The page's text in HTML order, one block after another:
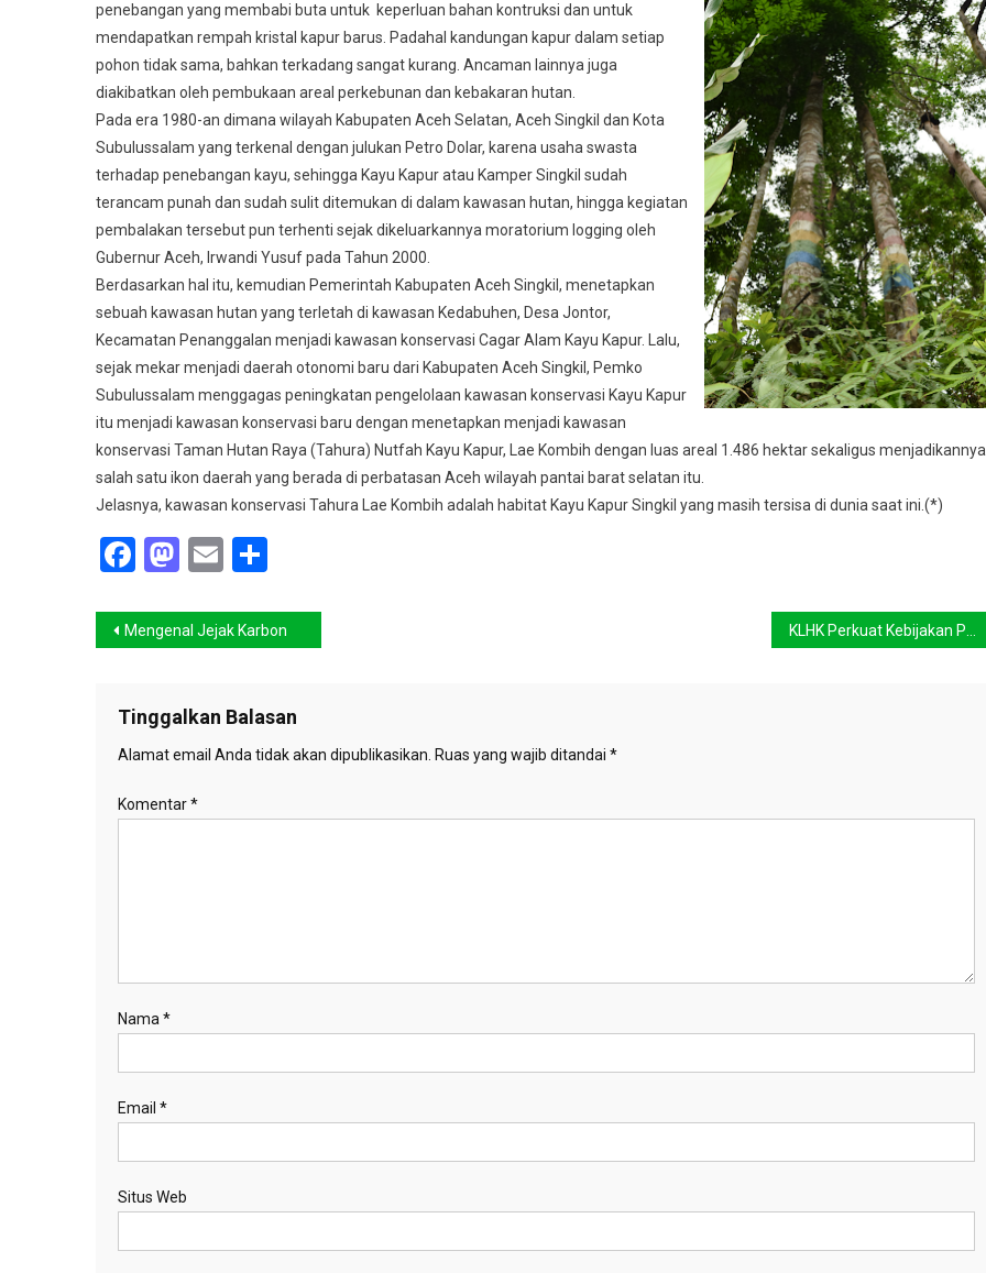
penebangan yang membabi buta untuk keperluan bahan kontruksi dan untuk
mendapatkan rempah kristal kapur barus. Padahal kandungan kapur dalam setiap
pohon tidak sama, bahkan terkadang sangat kurang. Ancaman lainnya juga
diakibatkan oleh pembukaan areal perkebunan dan kebakaran hutan.
Pada era 1980-an dimana wilayah Kabupaten Aceh Selatan, Aceh Singkil dan Kota
Subulussalam yang terkenal dengan julukan Petro Dolar, karena usaha swasta
terhadap penebangan kayu, sehingga Kayu Kapur atau Kamper Singkil sudah
terancam punah dan sudah sulit ditemukan di dalam kawasan hutan, hingga kegiatan
pembalakan tersebut pun terhenti sejak dikeluarkannya moratorium logging oleh
Gubernur Aceh, Irwandi Yusuf pada Tahun 2000.
Berdasarkan hal itu, kemudian Pemerintah Kabupaten Aceh Singkil, menetapkan
sebuah kawasan hutan yang terletah di kawasan Kedabuhen, Desa Jontor,
Kecamatan Penanggalan menjadi kawasan konservasi Cagar Alam Kayu Kapur. Lalu,
sejak mekar menjadi daerah otonomi baru dari Kabupaten Aceh Singkil, Pemko
Subulussalam menggagas peningkatan pengelolaan kawasan konservasi Kayu Kapur
itu menjadi kawasan konservasi baru dengan menetapkan menjadi kawasan
konservasi Taman Hutan Raya (Tahura) Nutfah Kayu Kapur, Lae Kombih dengan luas areal 1.486 hektar sekaligus menjadikannya
salah satu ikon daerah yang berada di perbatasan Aceh wilayah pantai barat selatan itu.
Jelasnya, kawasan konservasi Tahura Lae Kombih adalah habitat Kayu Kapur Singkil yang masih tersisa di dunia saat ini.(*)
Facebook
Mastodon
Email
Navigasi
Mengenal Jejak Karbon
Tinggalkan Balasan
Alamat email Anda tidak akan dipublikasikan. Ruas yang wajib ditandai *
Komentar*
Nama *
Email *
Situs Web